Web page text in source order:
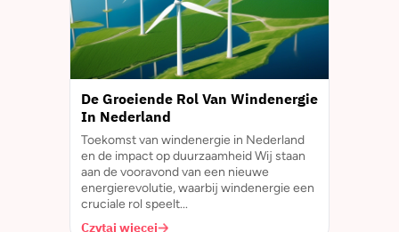
De Groeiende Rol Van Windenergie
In Nederland
Toekomst van windenergie in Nederland
en de impact op duurzaamheid Wij staan
aan de vooravond van een nieuwe
energierevolutie, waarbij windenergie een
cruciale rol speelt...
Czytaj więcej